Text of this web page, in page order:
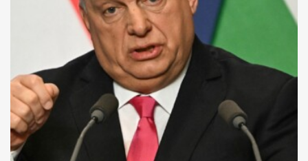
Új szobanövény egyetlen
levélből: így szaporíthatja
egyszerűen